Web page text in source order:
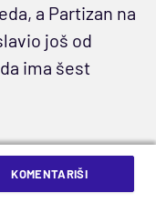
a Partizan na
još od
ima šest
KOMENTARIŠI